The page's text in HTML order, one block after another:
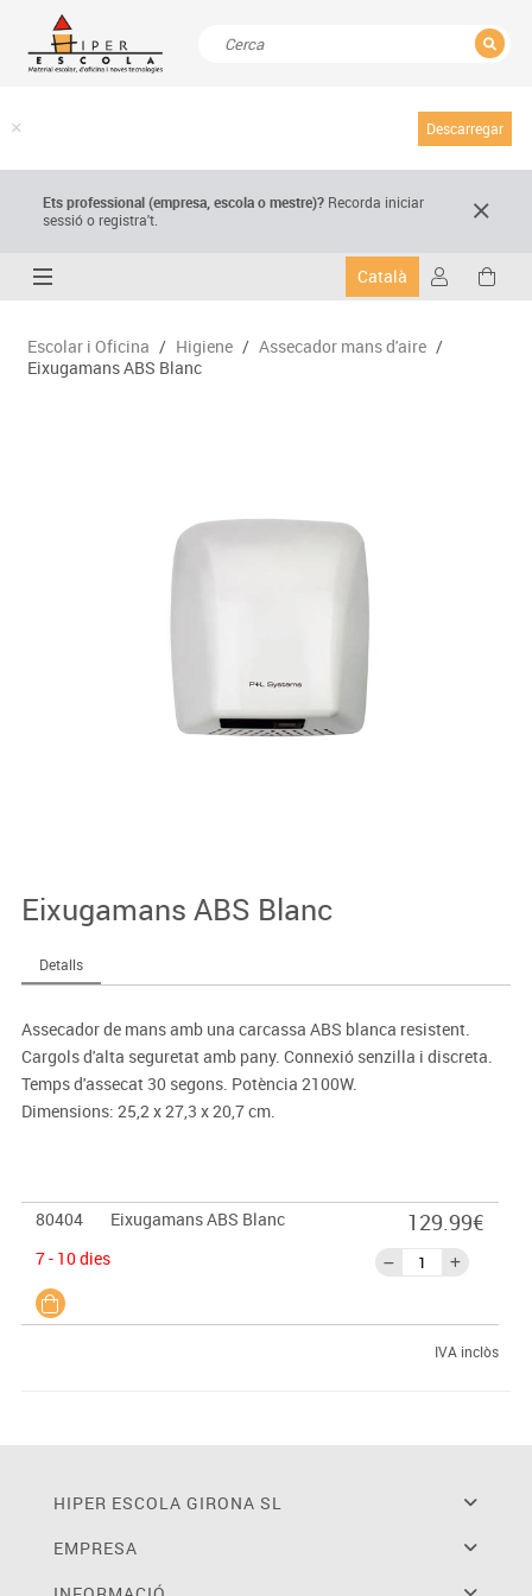
Descarregar
Ets professional (empresa,escola o mestre)? Recorda iniciar
sessió o registra't.
Català
Escolar i Oficina / Higiene / Assecador mans d'aire /
Eixugamans ABS Blanc
Eixugamans ABS Blanc
Detalls
Assecador de mans amb una carcassa ABS blanca resistent.
Cargols d'alta seguretat amb pany. Connexió senzilla i discreta.
Temps d'assecat 30 segons. Potència 2100W.
Dimensions: 25,2 x 27,3 x 20,7 cm.
80404
Eixugamans ABS Blanc
7 - 10 dies
129.99€
IVA inclòs
HIPER ESCOLA GIRONA SL
EMPRESA